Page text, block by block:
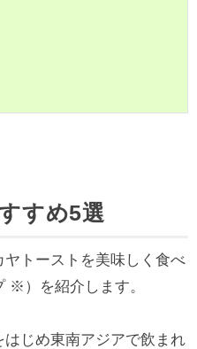
すめ5選
トーストを美味しく食べ
※） を紹介します。
じめ東南アジアで飲まれ